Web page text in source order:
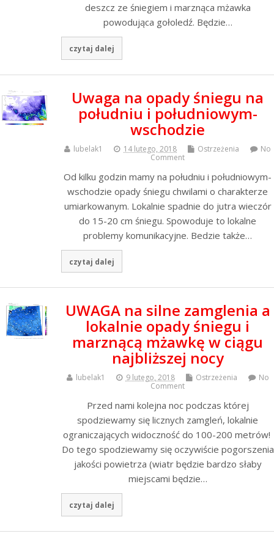
deszcz ze śniegiem i marznąca mżawka
powodująca gołoledź. Będzie…
czytaj dalej
Uwaga na opady śniegu na
południu i południowym-
wschodzie
lubelak1 14 lutego, 2018 Ostrzeżenia
No
Comment
Od kilku godzin mamy na południu i południowym-
wschodzie opady śniegu chwilami o charakterze
umiarkowanym. Lokalnie spadnie do jutra wieczór
do 15-20 cm śniegu. Spowoduje to lokalne
problemy komunikacyjne. Bedzie także…
czytaj dalej
UWAGA na silne zamglenia a
lokalnie opady śniegu i
marznącą mżawkę w ciągu
najbliższej nocy
lubelak1 9 lutego, 2018 Ostrzeżenia
No
Comment
Przed nami kolejna noc podczas której
spodziewamy się licznych zamgleń, lokalnie
ograniczających widoczność do 100-200 metrów!
Do tego spodziewamy się oczywiście pogorszenia
jakości powietrza (wiatr będzie bardzo słaby
miejscami będzie…
czytaj dalej